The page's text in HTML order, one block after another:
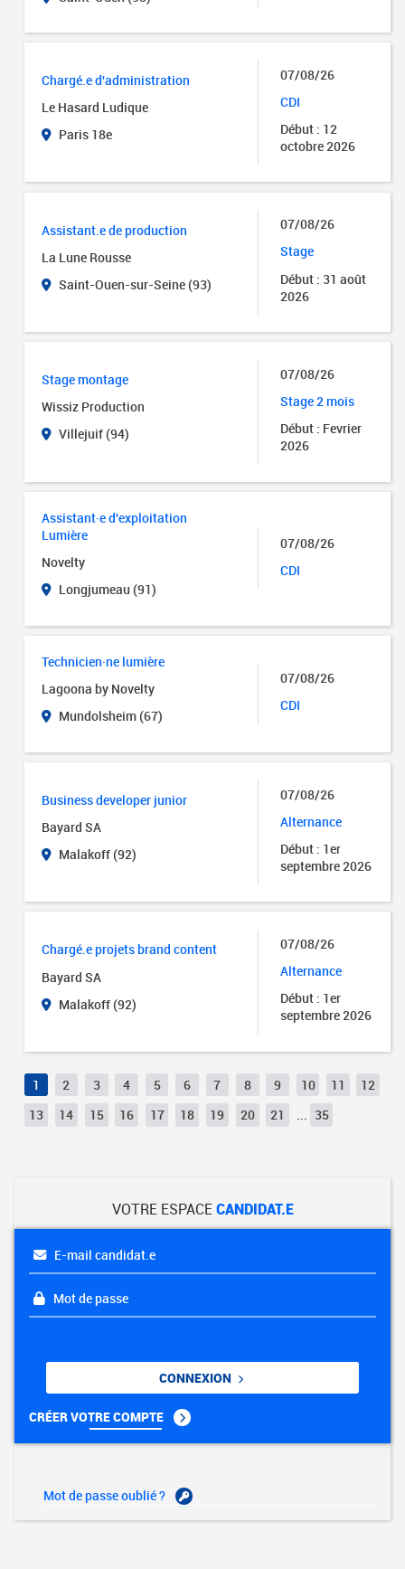
Chargé.e d'administration
Le Hasard Ludique
Paris 18e
07/08/26
CDI
Début : 12
octobre 2026
Assistant.e de production
La Lune Rousse
Saint-Ouen-sur-Seine (93)
07/08/26
Stage
Début : 31 août
2026
Stage montage
Wissiz Production
Villejuif (94)
07/08/26
Stage 2 mois
Début : Fevrier
2026
Assistant·e d'exploitation
Lumière
Novelty
Longjumeau (91)
07/08/26
CDI
Technicien·ne lumière
Lagoona by Novelty
Mundolsheim (67)
07/08/26
CDI
Business developer junior
Bayard SA
Malakoff (92)
07/08/26
Alternance
Début : 1er
septembre 2026
Chargé.e projets brand content
Bayard SA
Malakoff (92)
07/08/26
Alternance
Début : 1er
septembre 2026
1 2 3 4 5 6 7 8 9 10 11
12
13
14 15 16 17 18 19 20 21 ... 35
VOTRE ESPACECANDIDAT.E
E-mail candidat.e
Mot de passe
CONNEXION
CRÉER VOTRE COMPTE
Mot de passe oublié ?